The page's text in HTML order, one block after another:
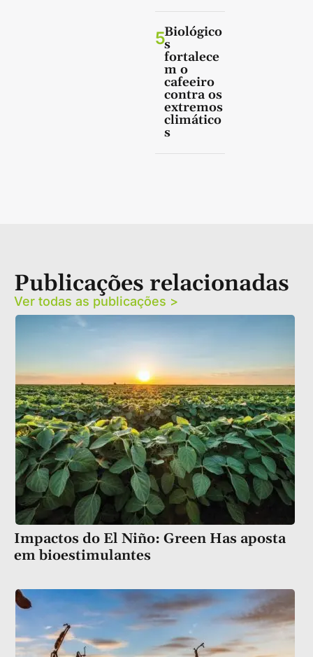
5Biológico
s
fortalece
m o
cafeeiro
contra os
extremos
climático
s
Publicações relacionadas
Ver todas as publicações >
Impactos do El Niño: Green Has aposta
em bioestimulantes